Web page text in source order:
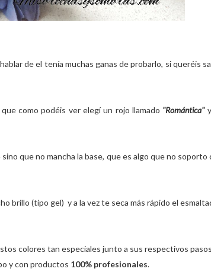
de el tenía muchas ganas de probarlo, si queréis
como podéis ver elegí un rojo llamado "Romántica"
que no mancha la base, que es algo que no soporto
brillo (tipo gel) y a la vez te seca más rápido el
colores tan especiales junto a sus respectivos
y con productos 100% profesionales.